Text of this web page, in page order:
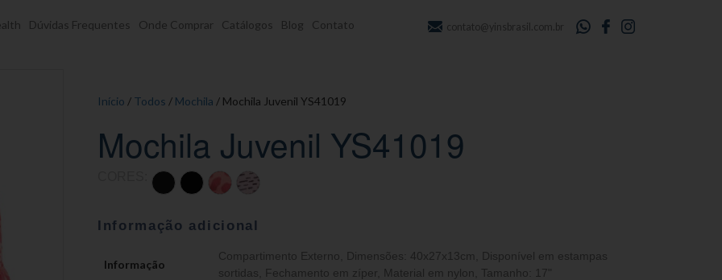
Dúvidas Frequentes Onde Comprar Catálogos Blog Contato contato@yinsbrasil.com.br
Início / Todos / Mochila / Mochila Juvenil YS41019
Mochila Juvenil YS41019
Informação adicional
Informação
Compartimento Externo Dimensões: 40x27x13cm
Disponível em estampas
sortidas
Fechamento em zíper Material em nylon Tamanho: 17"